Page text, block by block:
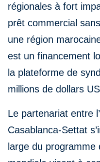
régionales à fort
prêt commercial
une région
est un financement
la plateforme de
millions de dollars
Le partenariat entre
Casablanca-Settat
large du programme